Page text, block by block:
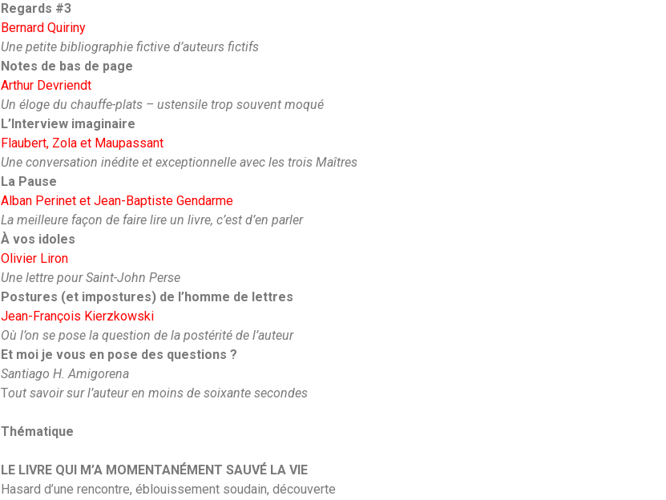
Regards #3
Bernard Quiriny
Une petite bibliographie fictive d’auteurs fictifs
Notes de bas de page
Arthur Devriendt
Un éloge du chauffe-plats – ustensile trop souvent moqué
L’Interview imaginaire
Flaubert, Zola et Maupassant
Une conversation inédite et exceptionnelle avec les trois Maîtres
La Pause
Alban Perinet et Jean-Baptiste Gendarme
La meilleure façon de faire lire un livre, c’est d’en parler
À vos idoles
Olivier Liron
Une lettre pour Saint-John Perse
Postures (et impostures) de l’homme de lettres
Jean-François Kierzkowski
Où l’on se pose la question de la postérité de l’auteur
Et moi je vous en pose des questions ?
Santiago H. Amigorena
Tout savoir sur l’auteur en moins de soixante secondes
Thématique
LE LIVRE QUI M’A MOMENTANÉMENT SAUVÉ LA VIE
Hasard d’une rencontre, éblouissement soudain, découverte